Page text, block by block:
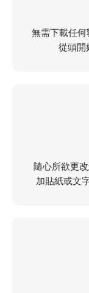
無需下載任何
從頭開
隨心所欲更
加貼紙或文